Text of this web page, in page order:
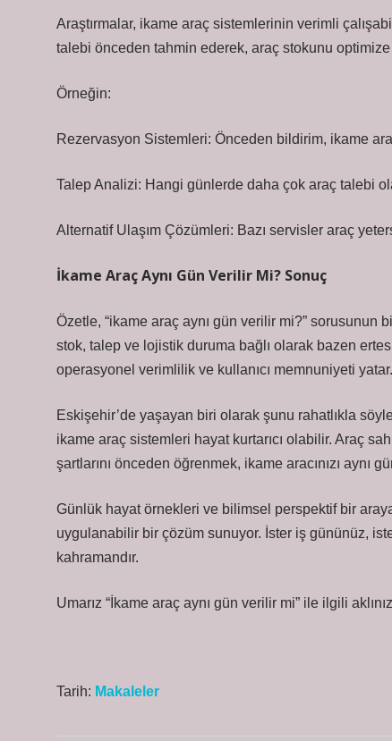
Araştırmalar, ikame araç sistemlerinin verimli
talebi önceden tahmin ederek, araç stokunu
Örneğin:
Rezervasyon Sistemleri: Önceden bildirim, ikame
Talep Analizi: Hangi günlerde daha çok araç talebi
Alternatif Ulaşım Çözümleri: Bazı servisler araç
İkame Araç Aynı Gün Verilir Mi? Sonuç
Özetle, “ikame araç aynı gün verilir mi?” sorusunun
stok, talep ve lojistik duruma bağlı olarak bazen
operasyonel verimlilik ve kullanıcı memnuniyeti yatar.
Eskişehir’de yaşayan biri olarak şunu rahatlıkla
ikame araç sistemleri hayat kurtarıcı olabilir. Araç
şartlarını önceden öğrenmek, ikame aracınızı aynı
Günlük hayat örnekleri ve bilimsel perspektif bir
uygulanabilir bir çözüm sunuyor. İster iş gününüz,
kahramandır.
Umarız “İkame araç aynı gün verilir mi” ile ilgili
Tarih: Makaleler